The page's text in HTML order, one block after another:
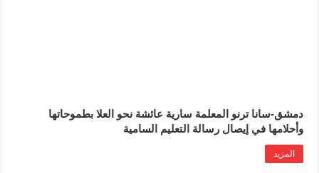
دمشق-سانا ترنو المعلمة سارية عائشة نحو العلا بطموحاتها
وأحلامها في إيصال رسالة التعليم السامية
المزيد